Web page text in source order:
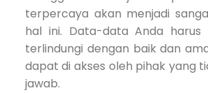
terpercaya akan menjadi
hal ini. Data-data Anda
terlindungi dengan baik dan
dapat di akses oleh pihak yang
jawab.